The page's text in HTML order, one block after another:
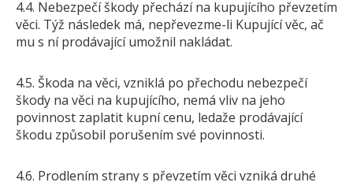
4.4. Nebezpečí škody přechází na kupujícího převzetím
věci. Týž následek má, nepřevezme-li Kupující věc, ač
mu s ní prodávající umožnil nakládat.
4.5. Škoda na věci, vzniklá po přechodu nebezpečí
škody na věci na kupujícího, nemá vliv na jeho
povinnost zaplatit kupní cenu, ledaže prodávající
škodu způsobil porušením své povinnosti.
4.6. Prodlením strany s převzetím věci vzniká druhé